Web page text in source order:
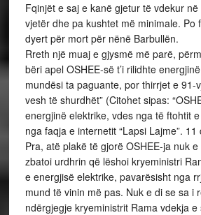
Fqinjët e saj e kanë gjetur të vdekur
vjetër dhe pa kushtet më minimale. Po
dyert për mort për nënë Barbullën.
Rreth një muaj e gjysmë më parë,
bëri apel OSHEE-së t’i rilidhte
mundësi ta paguante, por thirrjet e 91-
vesh të shurdhët” (Citohet sipas:
energjinë elektrike, vdes nga të ftohtit
nga faqja e internetit “Lapsi Lajme”.
Pra, atë plakë të gjorë OSHEE-ja nuk
zbatoi urdhrin që lëshoi kryeministri
e energjisë elektrike, pavarësisht nga
mund të vinin më pas. Nuk e di se sa i
ndërgjegje kryeministrit Rama vdekja